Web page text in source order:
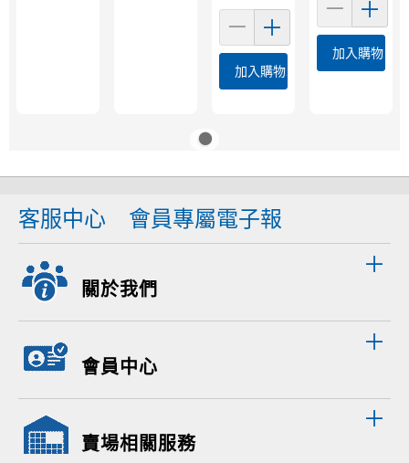
加入購物車
加入購物車
客服中心 會員專屬電子報
關於我們
會員中心
賣場相關服務